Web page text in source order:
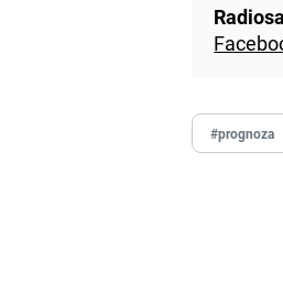
#prognoza